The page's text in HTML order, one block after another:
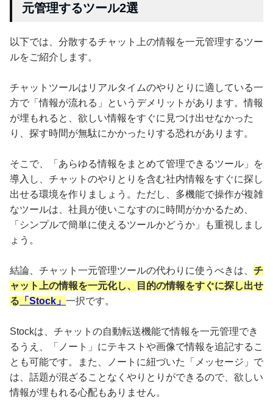
元管理するツール2選
以下では、分散するチャット上の情報を一元管理するツー
ルをご紹介します。
チャットツールはリアルタイムのやりとりに適している一
方で「情報が流れる」というデメリットがあります。情報
が埋もれると、欲しい情報をすぐに見つけ出せなかった
り、探す時間が無駄にかかったりする恐れがあります。
そこで、「あらゆる情報をまとめて管理できるツール」を
導入し、チャットのやりとりを含む社内情報をすぐに探し
出せる環境を作りましょう。ただし、多機能で操作が複雑
なツールは、社員が使いこなすのに時間がかかるため、
「シンプルで簡単に使えるツールかどうか」も重視しまし
ょう。
結論、チャット一元管理ツールの代わりに使うべきは、 チ
ャット上の情報を一元化し、目的の情報をすぐに探し出せ
る 「Stock」 一択です。
Stockは、チャットの自動転送機能で情報を一元管理でき
るうえ、「ノート」にテキストや画像で情報を追記するこ
とも可能です。また、ノートに紐づいた「メッセージ」で
は、話題が混ざることなくやりとりができるので、欲しい
情報が埋もれる心配もありません。